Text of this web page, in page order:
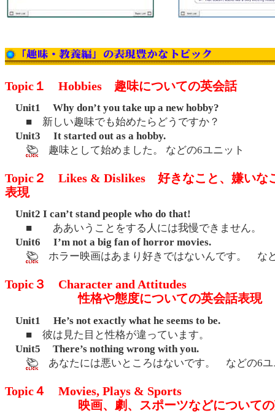
Topic１ Hobbies 趣味についての英会話
Unit1 Why don’t you take up a new hobby?
■ 新しい趣味でも始めたらどうですか？
Unit3 It started out as a hobby.
趣味として始めました。 などの6ユニット
Topic２ Likes & Dislikes 好きなこと、嫌いな
表現
Unit2 I can’t stand people who do that!
■ ああいうことをする人には我慢できません。
Unit6 I’m not a big fan of horror movies.
ホラー映画はあまり好きではないんです。 な
Topic３ Character and Attitudes
性格や態度についての英会話表現
Unit1 He’s not exactly what he seems to be.
■ 彼は見た目と性格が違っています。
Unit5 There’s nothing wrong with you.
あなたには悪いところはないです。 などの6ユ
Topic４ Movies, Plays & Sports
映画、劇、スポーツなどについて